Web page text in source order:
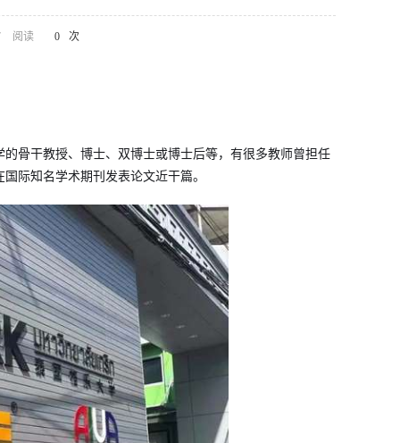
阅读 0 次
骨干教授、博士、双博士或博士后等，有很多教师曾担任
际知名学术期刊发表论文近干篇。